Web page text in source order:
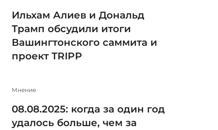
Ильхам Алиев и Дональд
Трамп обсудили итоги
Вашингтонского саммита и
проект TRIPP
Мнение
08.08.2025: когда за один год
удалось больше, чем за